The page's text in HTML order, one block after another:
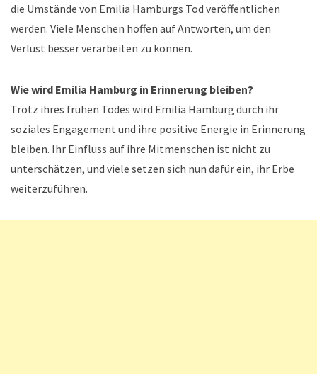
die Umstände von Emilia Hamburgs Tod veröffentlichen
werden. Viele Menschen hoffen auf Antworten, um den
Verlust besser verarbeiten zu können.
Wie wird Emilia Hamburg in Erinnerung bleiben?
Trotz ihres frühen Todes wird Emilia Hamburg durch ihr
soziales Engagement und ihre positive Energie in Erinnerung
bleiben. Ihr Einfluss auf ihre Mitmenschen ist nicht zu
unterschätzen, und viele setzen sich nun dafür ein, ihr Erbe
weiterzuführen.